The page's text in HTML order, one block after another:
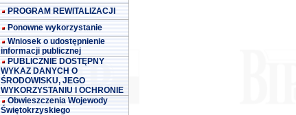
PROGRAM REWITALIZACJI
Ponowne wykorzystanie
Wniosek o udostępnienie
informacji publicznej
PUBLICZNIE DOSTĘPNY
WYKAZ DANYCH O
ŚRODOWISKU, JEGO
WYKORZYSTANIU I OCHRONIE
Obwieszczenia Wojewody
Świętokrzyskiego